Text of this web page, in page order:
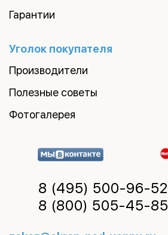
Гарантии
Уголок покупателя
Производители
Полезные советы
Фотогалерея
8 (495) 500-96-52
8 (800) 505-45-85